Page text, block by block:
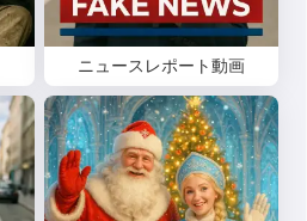
ニュースレポート動画